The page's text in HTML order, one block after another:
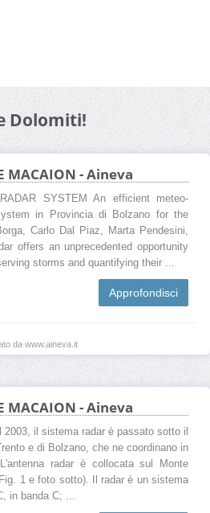
Dolomiti!
MACAION - Aineva
SYSTEM An efficient meteo-
in Provincia di Bolzano for the
Carlo Dal Piaz, Marta Pendesini,
offers an unprecedented opportunity
storms and quantifying their ...
Approfondisci
da www.aineva.it
MACAION - Aineva
2003, il sistema radar è passato sotto il
e di Bolzano, che ne coordinano in
radar è collocata sul Monte
1 e foto sotto). Il radar è un sistema
in banda C; ...